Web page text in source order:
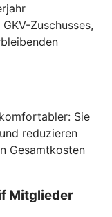
Zuschusses,
Sie
reduzieren
Gesamtkosten
Mitglieder